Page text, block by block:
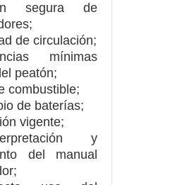
segura de
de circulación;
mínimas
peatón;
combustible;
de baterías;
vigente;
y
del manual